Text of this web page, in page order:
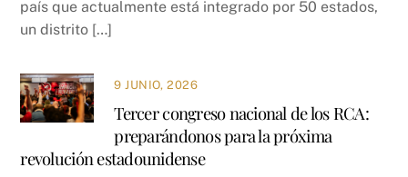
país que actualmente está integrado por 50 estados,
un distrito […]
9 JUNIO, 2026
Tercer congreso nacional de los RCA:
preparándonos para la próxima
revolución estadounidense